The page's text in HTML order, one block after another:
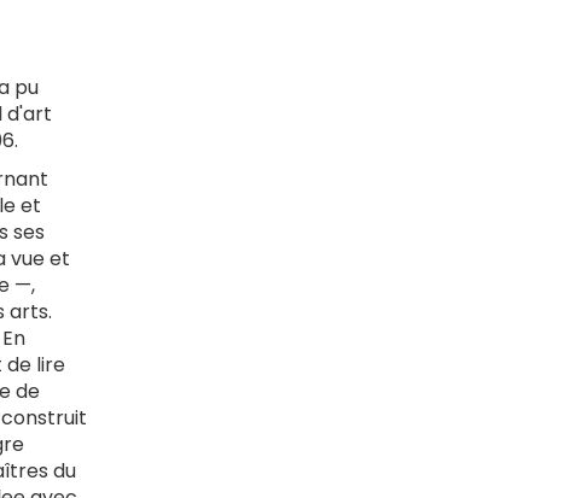
pu
d'art
et
ses
vue et
—,
arts.
de lire
de
du